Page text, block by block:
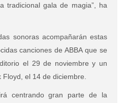
tradicional gala de magia”, ha
sonoras acompañarán estas
canciones de ABBA que se
el 29 de noviembre y un
el 14 de diciembre.
centrando gran parte de la